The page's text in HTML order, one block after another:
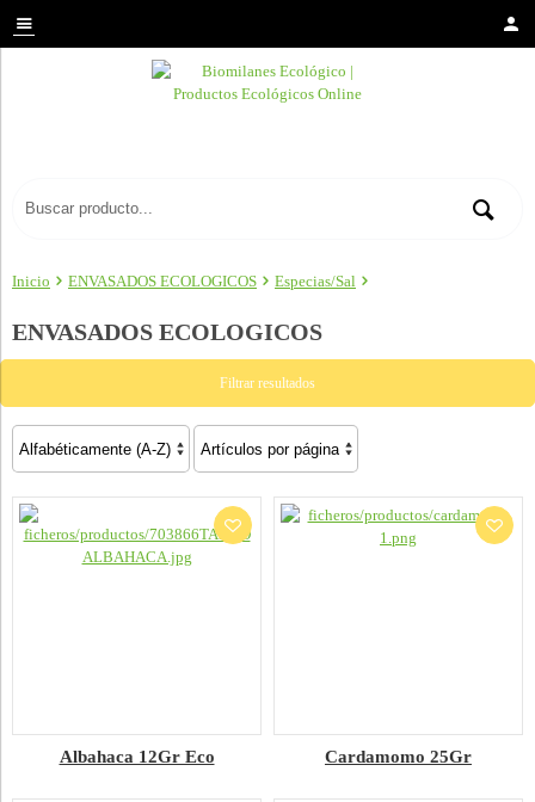
Inicio ENVASADOS ECOLOGICOS Especias/Sal
ENVASADOS ECOLOGICOS
Filtrar resultados
Albahaca 12Gr Eco Cardamomo 25Gr